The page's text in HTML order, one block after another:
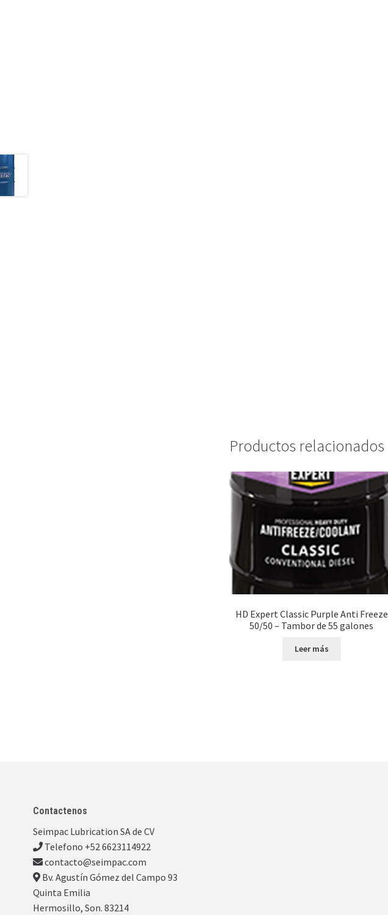
Productos relacionados
HD Expert Classic Purple Anti Freeze
50/50 – Tambor de 55 galones
Leer más
Contactenos
Seimpac Lubrication SA de CV
Telefono +52 6623114922
contacto@seimpac.com
Bv. Agustín Gómez del Campo 93
Quinta Emilia
Hermosillo, Son. 83214